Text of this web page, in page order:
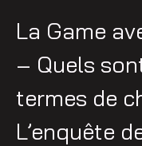
La Game
– Quels
termes de
L’enquête